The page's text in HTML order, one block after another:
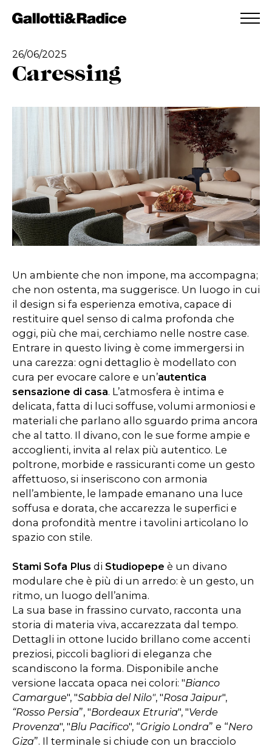
AGGIUNTO ALLA WISHLIST
26/06/2025
Caressing
Un ambiente che non impone, ma accompagna;
che non ostenta, ma suggerisce. Un luogo in cui
il design si fa esperienza emotiva, capace di
restituire quel senso di calma profonda che
oggi, più che mai, cerchiamo nelle nostre case.
Entrare in questo living è come immergersi in
una carezza: ogni dettaglio è modellato con
cura per evocare calore e un’autentica
sensazione di casa. L’atmosfera è intima e
delicata, fatta di luci soffuse, volumi armoniosi e
materiali che parlano allo sguardo prima ancora
che al tatto. Il divano, con le sue forme ampie e
accoglienti, invita al relax più autentico. Le
poltrone, morbide e rassicuranti come un gesto
affettuoso, si inseriscono con armonia
nell’ambiente, le lampade emanano una luce
soffusa e dorata, che accarezza le superfici e
dona profondità mentre i tavolini articolano lo
spazio con stile.
Stami Sofa Plus di Studiopepe è un divano
modulare che è più di un arredo: è un gesto, un
ritmo, un luogo dell’anima.
La sua base in frassino curvato, racconta una
storia di materia viva, accarezzata dal tempo.
Dettagli in ottone lucido brillano come accenti
preziosi, piccoli bagliori di eleganza che
scandiscono la forma. Disponibile anche
versione laccata opaca nei colori: "Bianco
Camargue", "Sabbia del Nilo", "Rosa Jaipur",
“Rosso Persia”, "Bordeaux Etruria", "Verde
Provenza", "Blu Pacifico", “Grigio Londra” e “Nero
Giza”. Il terminale si chiude con un bracciolo